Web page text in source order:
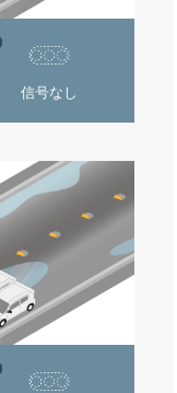
信号なし